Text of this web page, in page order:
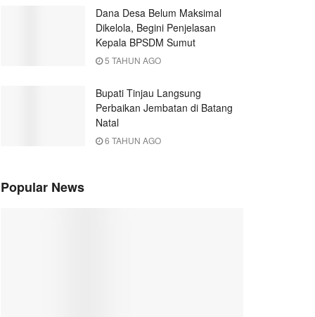
Dana Desa Belum Maksimal
Dikelola, Begini Penjelasan
Kepala BPSDM Sumut
5 TAHUN AGO
Bupati Tinjau Langsung
Perbaikan Jembatan di Batang
Natal
6 TAHUN AGO
Popular News